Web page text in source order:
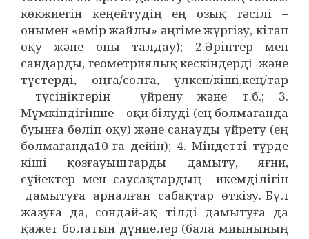
көкжиегін кеңейтудің ең озық тәсілі –
онымен «өмір жайлы» әңгіме жүргізу, кітап
оқу және оны талдау); 2.Әріптер мен
сандарды, геометриялық кескіндерді және
түстерді, оңға/солға, үлкен/кіші,кең/тар
түсініктерін үйрену және т.б.; 3.
Мүмкіндігінше – оқи білуді (ең болмағанда
буынға бөліп оқу) және санауды үйрету (ең
болмағанда10-ға дейін); 4. Міндетті түрде
кіші қозғауыштарды дамыту, яғни,
сүйектер мен саусақтардың икемділігін
дамытуға арналған сабақтар өткізу. Бұл
жазуға да, сондай-ақ тілді дамытуға да
қажет болатын дүниелер (бала миынының